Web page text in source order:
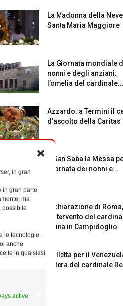
in gran
in gran parte
ma
possibile
le tecnologie.
anche
in qualsiasi
active
La Madonna della Neve
Santa Maria Maggiore
La Giornata mondiale
nonni e degli anziani:
l’omelia del cardinale...
Azzardo: a Termini il
d’ascolto della Caritas
A San Saba la Messa
Giornata dei nonni e...
Dichiarazione di Roma,
l’intervento del
Reina in Campidoglio
Colletta per il
lettera del cardinale